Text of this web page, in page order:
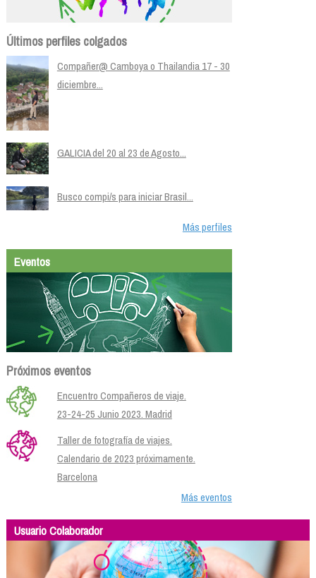
Últimos perfiles colgados
Compañer@ Camboya o Thailandia 17 - 30
diciembre...
GALICIA del 20 al 23 de Agosto...
Busco compi/s para iniciar Brasil...
Más perfiles
Eventos
Próximos eventos
Encuentro Compañeros de viaje.
23-24-25 Junio 2023. Madrid
Taller de fotografía de viajes.
Calendario de 2023 próximamente.
Barcelona
Más eventos
Usuario Colaborador